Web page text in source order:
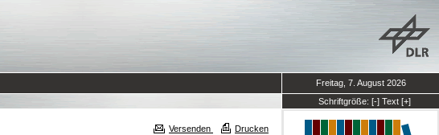
Freitag, 7. August 2026
Schriftgröße: [-] Text [+]
Versenden Drucken